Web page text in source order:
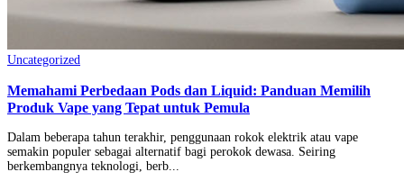
Uncategorized
Memahami Perbedaan Pods dan Liquid: Panduan Memilih
Produk Vape yang Tepat untuk Pemula
Dalam beberapa tahun terakhir, penggunaan rokok elektrik atau vape
semakin populer sebagai alternatif bagi perokok dewasa. Seiring
berkembangnya teknologi, berb...